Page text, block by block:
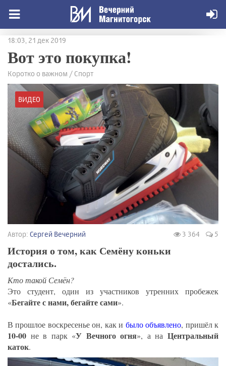
18:03, 21 дек 2019
Вот это покупка!
Коротко о важном / Спорт
ВИДЕО
Автор: Сергей Вечерний 3 364 5
История о том, как Семёну коньки
достались.
Кто такой Семён?
Это студент, один из участников утренних пробежек
«Бегайте с нами, бегайте сами».
В прошлое воскресенье он, как и было объявлено, пришёл к
10-00 не в парк «У Вечного огня», а наЦентральный
каток.